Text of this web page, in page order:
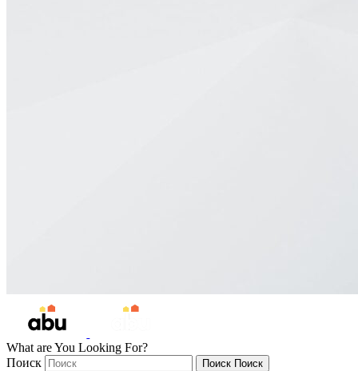
What are You Looking For?
Поиск
Поиск Поиск